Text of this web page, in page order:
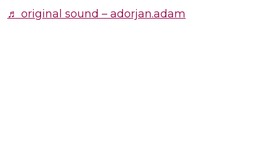
♬ original sound – adorjan.adam